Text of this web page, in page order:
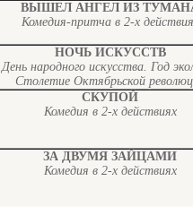
ВЫШЕЛ АНГЕЛ ИЗ
Комедия-притча в 2-х
НОЧЬ ИСКУССТВ
День народного искусства. Год
Столетие Октябрьской
СКУПОЙ
Комедия в 2-х действиях
ЗА ДВУМЯ ЗАЙЦАМИ
Комедия в 2-х действиях